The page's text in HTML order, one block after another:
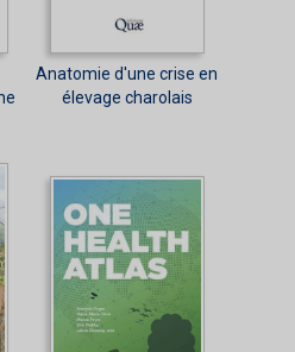
Anatomie d'une crise en
élevage charolais